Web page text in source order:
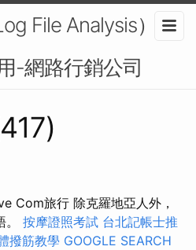
File Analysis）在
-網路行銷公司
Com旅行 除克羅地亞人外，
按摩證照考試 台北記帳士推
撥筋教學 GOOGLE SEARCH